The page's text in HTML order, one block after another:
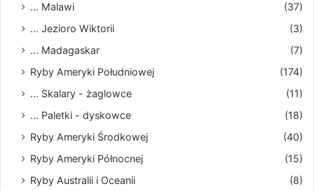
... Malawi
(37)
... Jezioro Wiktorii
(3)
... Madagaskar
(7)
Ryby Ameryki Południowej
(174)
... Skalary - żaglowce
(11)
... Paletki - dyskowce
(18)
Ryby Ameryki Środkowej
(40)
Ryby Ameryki Północnej
(15)
Ryby Australii i Oceanii
(8)